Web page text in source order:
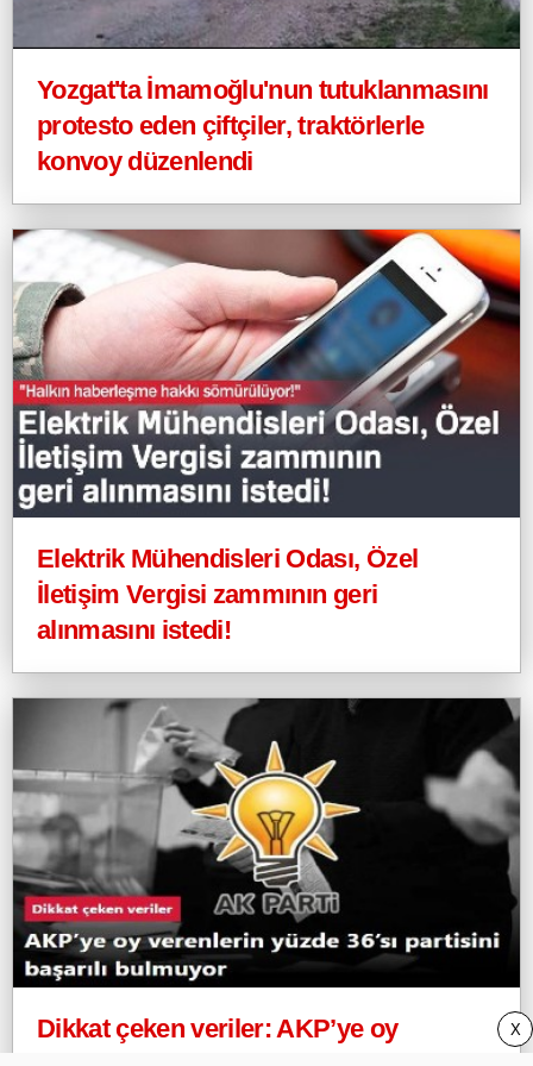
Yozgat'ta İmamoğlu'nun tutuklanmasını
protesto eden çiftçiler, traktörlerle
konvoy düzenlendi
Elektrik Mühendisleri Odası, Özel
İletişim Vergisi zammının geri
alınmasını istedi!
Dikkat çeken veriler: AKP’ye oy
X